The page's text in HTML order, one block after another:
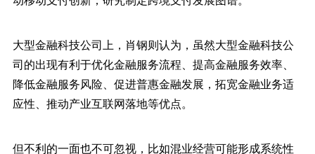
大型金融科技公司上，肖钢则认为，虽然大型金融科技公
司的出现有利于优化金融服务流程、提高金融服务效率、
降低金融服务风险、促进普惠金融发展，拓宽金融业务适
应性、推动产业互联网落地等优点。
但不利的一面也不可忽视，比如混业经营可能形成系统性